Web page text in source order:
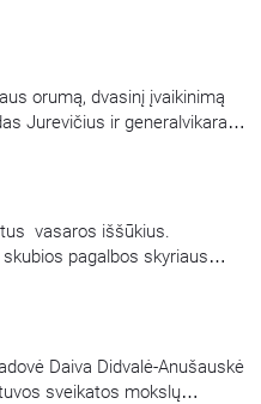
Pasakoja gydytojas,
dr. Andrius Narbekovas.
orumą, dvasinį įvaikinimą
Jurevičius ir generalvikaras
įvaikinimo
vasaros iššūkius.
pagalbos skyriaus
intensyviosios terapijos
kalbina Kauno klinikų
Mikulėnienė. Laidoje
gali būti priskirtas…
Daiva Didvalė-Anušauskė
sveikatos mokslų